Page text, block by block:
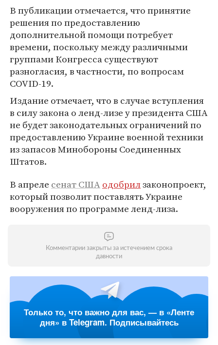
В публикации отмечается, что принятие
решения по предоставлению
дополнительной помощи потребует
времени, поскольку между различными
группами Конгресса существуют
разногласия, в частности, по вопросам
COVID-19.
Издание отмечает, что в случае вступления
в силу закона о ленд-лизе у президента США
не будет законодательных ограничений по
предоставлению Украине военной техники
из запасов Минобороны Соединенных
Штатов.
В апреле сенат СШАодобрилзаконопроект,
который позволит поставлять Украине
вооружения по программе ленд-лиза.
Комментарии закрыты за истечением срока
давности
Только то, что важно для вас, — в «Ленте
дня» в Telegram. Подписывайтесь